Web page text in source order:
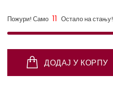
Пожури! Само 11 Остало на стању!
ДОДАЈ У КОРПУ